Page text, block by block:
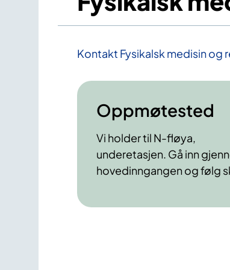
Kontakt Fysikalsk medisin og
Oppmøtested
Vi holder til N-fløya,
underetasjen. Gå inn
hovedinngangen og følg